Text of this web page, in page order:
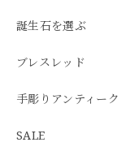
誕生石を選ぶ
ブレスレッド
手彫りアンティーク
SALE